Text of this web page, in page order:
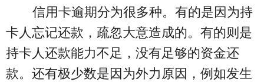
信用卡逾期分为很多种。有的是因为持
卡人忘记还款，疏忽大意造成的。有的则是
持卡人还款能力不足，没有足够的资金还
款。还有极少数是因为外力原因，例如发生